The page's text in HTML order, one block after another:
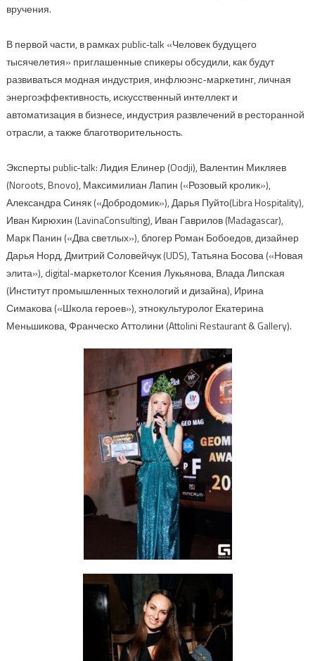
вручения.
В первой части, в рамках public-talk «Человек будущего
тысячелетия» приглашенные спикеры обсудили, как будут
развиваться модная индустрия, инфлюэнс-маркетинг, личная
энергоэффективность, искусственный интеллект и
автоматизация в бизнесе, индустрия развлечений в ресторанной
отрасли, а также благотворительность.
Эксперты public-talk: Лидия Елинер (Oodji), Валентин Микляев
(Noroots, Bnovo), Максимилиан Лапин («Розовый кролик»),
Александра Синяк («Добродомик»), Дарья Пуйто(Libra Hospitality),
Иван Кирюхин (LavinaConsulting), Иван Гаврилов (Madagascar),
Марк Панин («Два светлых»), блогер Роман Бобоедов, дизайнер
Дарья Норд, Дмитрий Соловейчук (UDS), Татьяна Босова («Новая
элита»), digital-маркетолог Ксения Лукьянова, Влада Липская
(Институт промышленных технологий и дизайна), Ирина
Симакова («Школа героев»), этнокультуролог Екатерина
Меньшикова, Франческо Аттолини (Attolini Restaurant & Gallery).